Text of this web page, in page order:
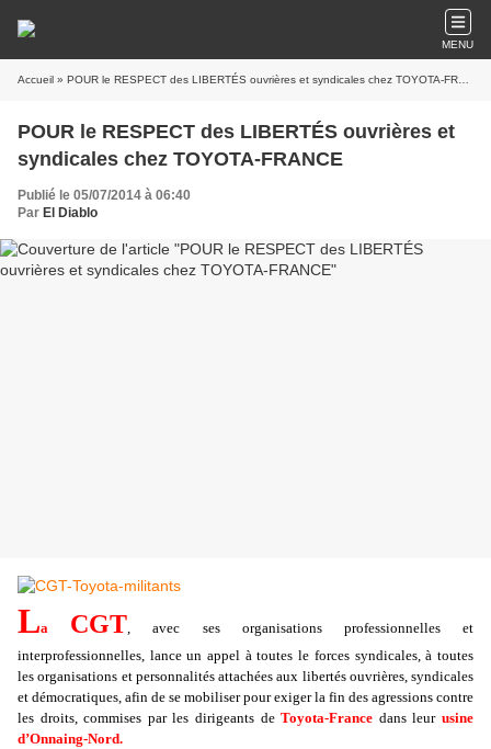
MENU
Accueil » POUR le RESPECT des LIBERTÉS ouvrières et syndicales chez TOYOTA-FRANCE
POUR le RESPECT des LIBERTÉS ouvrières et
syndicales chez TOYOTA-FRANCE
Publié le 05/07/2014 à 06:40
Par El Diablo
La CGT, avec ses organisations professionnelles et
interprofessionnelles, lance un appel à toutes le forces syndicales, à toutes
les organisations et personnalités attachées aux libertés ouvrières, syndicales
et démocratiques, afin de se mobiliser pour exiger la fin des agressions contre
les droits, commises par les dirigeants deToyota-France dans leurusine
d’Onnaing-Nord.